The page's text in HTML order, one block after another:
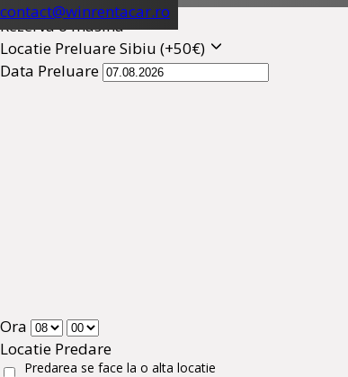
contact@winrentacar.ro
Rezerva o masina
Locatie PreluareSibiu (+50€)
Data Preluare
Ora
Locatie Predare
Predarea se face la o alta locatie